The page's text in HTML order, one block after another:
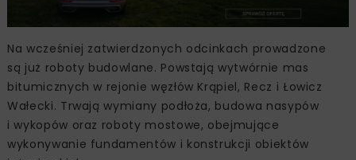
Na wcześniej zatwierdzonych odcinkach prowadzone
są już roboty budowlane. Powstają wytwórnie mas
bitumicznych w rejonie węzłów Krąpiel, Recz i Łowicz
Wałecki. Trwają wymiany podłoża, budowa nasypów
i wykopów oraz roboty mostowe, obejmujące
wykonywanie fundamentów i konstrukcji obiektów